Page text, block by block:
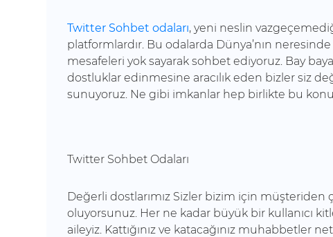
Twitter Sohbet odaları, yeni neslin
platformlardır. Bu odalarda Dünya’nın
mesafeleri yok sayarak sohbet ediyoruz. Bay
dostluklar edinmesine aracılık eden bizler siz
sunuyoruz. Ne gibi imkanlar hep birlikte bu
Twitter Sohbet Odaları
Değerli dostlarımız Sizler bizim için müşteriden
oluyorsunuz. Her ne kadar büyük bir kullanıcı
aileyiz. Kattığınız ve katacağınız muhabbetler